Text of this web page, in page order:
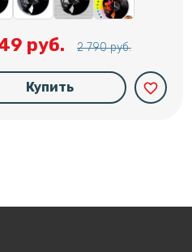
руб. 2 790 руб.
Купить favorite_border